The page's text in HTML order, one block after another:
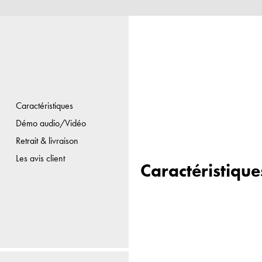
Caractéristiques
Démo audio/Vidéo
Retrait & livraison
Les avis client